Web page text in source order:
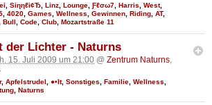
Siηηℓі¢Ђ Linz Lounge Ƒℓσω7 Harris West,
4020 Games Wellness Gewinnen Riding AT,
Bull Code Club Mozartstraße 11
der Lichter - Naturns
15. Juli 2009 um 21:00 @ Zentrum Naturns,
, Apfelstrudel ●•It, Sonstiges Familie Wellness
Naturns